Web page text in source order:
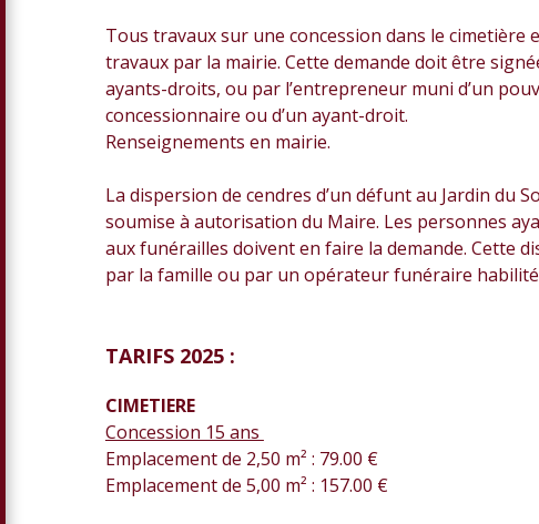
Tous travaux sur une concession dans le cimetière
travaux par la mairie. Cette demande doit être
ayants-droits, ou par l’entrepreneur muni d’un
concessionnaire ou d’un ayant-droit.
Renseignements en mairie.
La dispersion de cendres d’un défunt au Jardin du
soumise à autorisation du Maire. Les personnes
aux funérailles doivent en faire la demande. Cette
par la famille ou par un opérateur funéraire
TARIFS 2025 :
CIMETIERE
Concession 15 ans
Emplacement de 2,50 m² : 79.00 €
Emplacement de 5,00 m² : 157.00 €